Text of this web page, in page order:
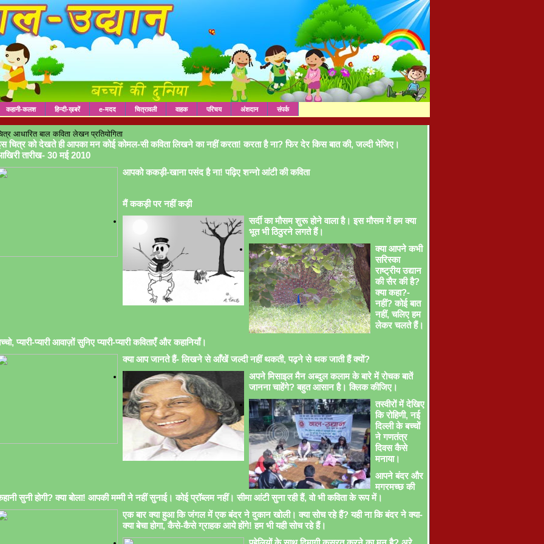
कहानी-कलश हिन्दी-ख़बरें e-मदद चित्रावली वाहक परिचय अंशदान संपर्क
आधारित बाल कविता लेखन प्रतियोगिता
चित्र को देखते ही आपका मन कोई कोमल-सी कविता लिखने का नहीं करता! करता है ना? फिर देर किस बात की, जल्दी भेजिए।
तारीख- 30 मई 2010
आपको ककड़ी-खाना पसंद है ना! पढ़िए शन्नो आंटी की कविता
मैं ककड़ी पर नहीं कड़ी
सर्दी का मौसम शुरू होने वाला है। इस मौसम में हम क्या
भूत भी ठिठुरने लगते हैं।
क्या आपने कभी
सरिस्का
राष्ट्रीय उद्यान
की सैर की है?
क्या कहा?-
नहीं? कोई बात
नहीं, चलिए हम
लेकर चलते हैं।
प्यारी-प्यारी आवाज़ों सुनिए प्यारी-प्यारी कविताएँ और कहानियाँ।
क्या आप जानते हैं- लिखने से आँखें जल्दी नहीं थकती, पढ़ने से थक जाती हैं क्यों?
अपने मिसाइल मैन अब्दुल कलाम के बारे में रोचक बातें
जानना चाहेंगे? बहुत आसान है। क्लिक कीजिए।
तस्वीरों में देखिए
कि रोहिणी, नई
दिल्ली के बच्चों
ने गणतंत्र
दिवस कैसे
मनाया।
आपने बंदर और
मगरमच्छ की
सुनी होगी? क्या बोला! आपकी मम्मी ने नहीं सुनाई। कोई प्रॉब्लम नहीं। सीमा आंटी सुना रही हैं, वो भी कविता के रूप में।
एक बार क्या हुआ कि जंगल में एक बंदर ने दुकान खोली। क्या सोच रहे हैं? यही ना कि बंदर ने क्या-
क्या बेचा होगा, कैसे-कैसे ग्राहक आये होंगे! हम भी यही सोच रहे हैं।